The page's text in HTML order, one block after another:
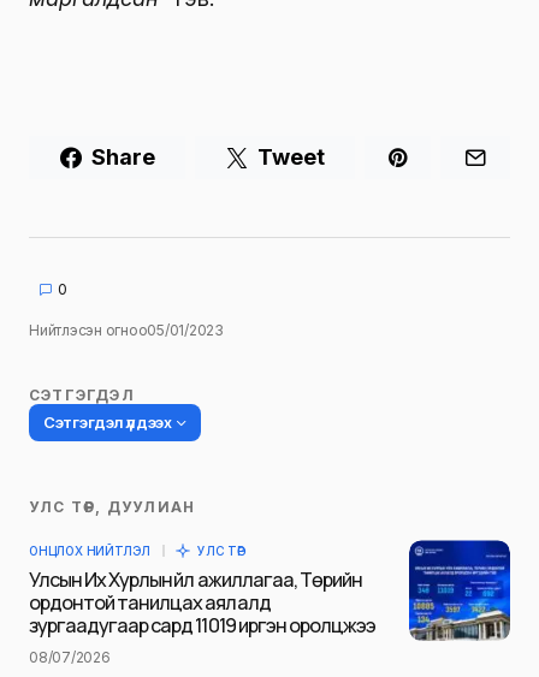
Share Tweet
0
Нийтлэсэн огноо05/01/2023
СЭТГЭГДЭЛ
Сэтгэгдэл үлдээх
Таны имэйл хаягийг нийтлэхгүй.
тэмдэглэсэн
Name
УЛС ТӨР, ДУУЛИАН
ОНЦЛОХ НИЙТЛЭЛ УЛС ТӨР
Улсын Их Хурлын үйл ажиллагаа, Төрийн
ордонтой танилцах аялалд
зургаадугаар сард 11019 иргэн оролцжээ
08/07/2026